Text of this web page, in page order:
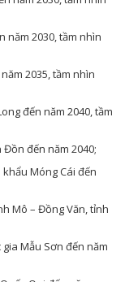
năm 2030, tầm nhìn
2035, tầm nhìn
đến năm 2040, tầm
đến năm 2040;
Móng Cái đến
Mô – Đồng Văn, tỉnh
Mẫu Sơn đến năm